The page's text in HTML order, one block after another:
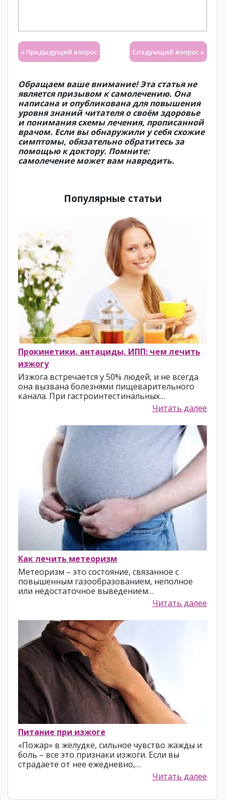
« Предыдущий вопрос Следующий вопрос »
Обращаем ваше внимание! Эта статья не
является призывом к самолечению. Она
написана и опубликована для повышения
уровня знаний читателя о своём здоровье
и понимания схемы лечения, прописанной
врачом. Если вы обнаружили у себя схожие
симптомы, обязательно обратитесь за
помощью к доктору. Помните:
самолечение может вам навредить.
Популярные статьи
Прокинетики, антациды, ИПП: чем лечить
изжогу
Изжога встречается у 50% людей, и не всегда
она вызвана болезнями пищеварительного
канала. При гастроинтестинальных…
Читать далее
Как лечить метеоризм
Метеоризм – это состояние, связанное с
повышенным газообразованием, неполное
или недостаточное выведением…
Читать далее
Питание при изжоге
«Пожар» в желудке, сильное чувство жажды и
боль – все это признаки изжоги. Если вы
страдаете от нее ежедневно,…
Читать далее